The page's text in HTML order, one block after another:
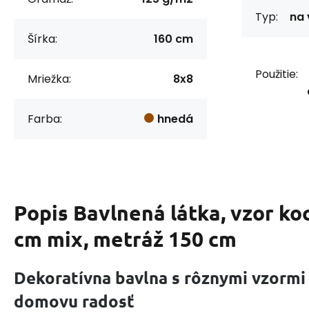
Šírka: 160 cm
Mriežka: 8x8
Farba: hnedá
Typ: na
Použitie:
Popis Bavlnená látka, vzor
cm mix, metráž 150 cm
Dekoratívna bavlna s rôznymi vzormi
domovu radosť